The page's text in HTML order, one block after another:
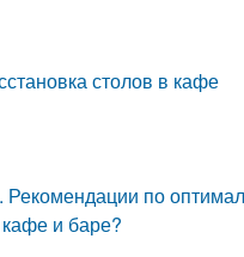
столов в кафе
Рекомендации по
и баре?